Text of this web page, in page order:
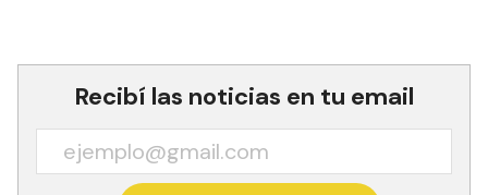
Recibí las noticias en tu email